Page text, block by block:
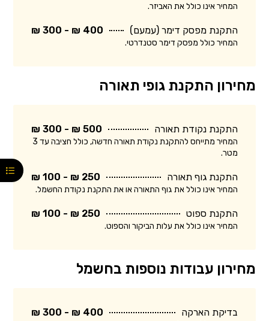
המחיר אינו כולל את האביזר.
התקנת מפסק דימר (עמעם) 400 ₪ - 300 ₪
המחיר כולל מפסק דימר סטנדרטי.
מחירון התקנת גופי תאורה
התקנת נקודת תאורה 500 ₪ - 300 ₪
המחיר מתייחס להתקנת נקודת תאורה חדשה, כולל חציבה עד 3
מטר.
התקנת גוף תאורה 250 ₪ - 100 ₪
המחיר אינו כולל את גוף התאורה או את התקנת נקודת החשמל.
התקנת ספוט 250 ₪ - 100 ₪
המחיר אינו כולל את עלות הביקור והספוט.
מחירון עבודות נוספות בחשמל
בדיקת הארקה 400 ₪ - 300 ₪